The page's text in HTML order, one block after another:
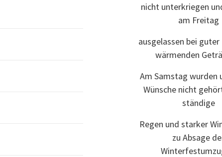
nicht unterkriegen
am Freitag
ausgelassen bei guter
wärmenden
Am Samstag wurden
Wünsche nicht
ständige
Regen und starker
zu Absage